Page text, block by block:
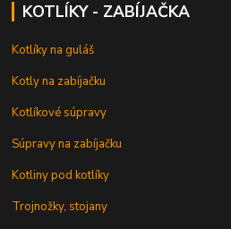
KOTLÍKY - ZABÍJAČKA
Kotlíky na guláš
Kotly na zabíjačku
Kotlíkové súpravy
Súpravy na zabíjačku
Kotliny pod kotlíky
Trojnožky, stojany